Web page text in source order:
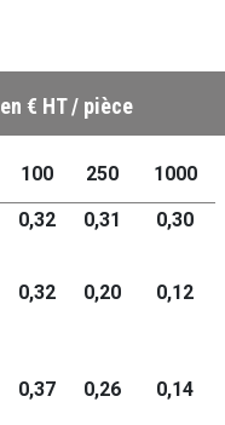
en € HT / pièce
100 250 1000
0,32 0,31
0,30
0,32 0,20 0,12
0,37 0,26 0,14